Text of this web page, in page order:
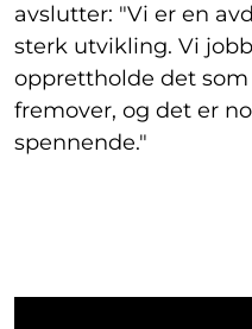
avslutter: "Vi er en
sterk utvikling. Vi
opprettholde det
fremover, og det er
spennende."